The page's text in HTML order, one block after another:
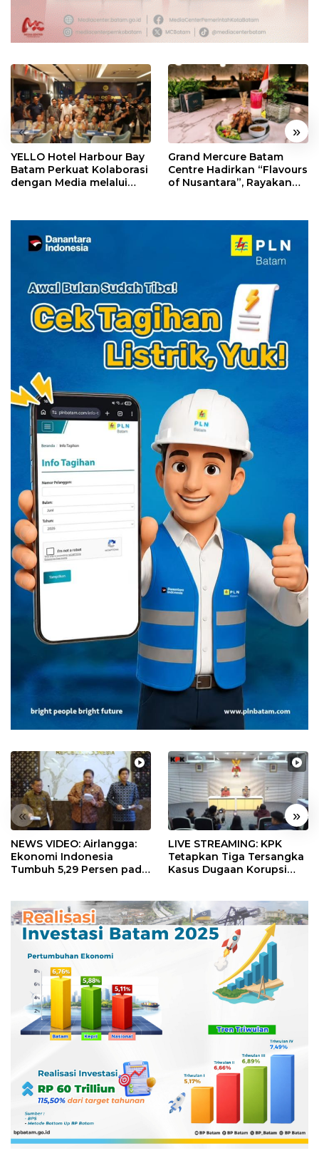
« »
YELLO Hotel Harbour Bay
Batam Perkuat Kolaborasi
dengan Media melalui
Grand Mercure Batam
Centre Hadirkan “Flavours
of Nusantara”, Rayakan
« »
NEWS VIDEO: Airlangga:
Ekonomi Indonesia
Tumbuh 5,29 Persen pada
LIVE STREAMING: KPK
Tetapkan Tiga Tersangka
Kasus Dugaan Korupsi